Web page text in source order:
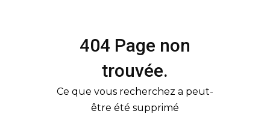
404 Page non
trouvée.
Ce que vous recherchez a peut-
être été supprimé